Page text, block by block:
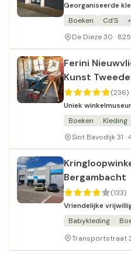
Georganiseerde
geordende
Boeken Cd'S
De Dieze 30 ·
Ferini
Kunst
(236)
Uniek
historische
Boeken Kleding
Sint Bavodijk 31 ·
Bergambacht
(133)
Vriendelijke
en schappelijke
Babykleding